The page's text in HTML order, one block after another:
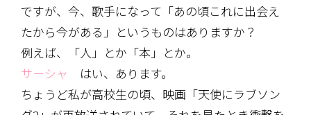
ですが、今、歌手になって「あの頃これに出会え
たから今がある」というものはありますか？
例えば、「人」とか「本」とか。
サーシャ はい、あります。
ちょうど私が高校生の頃、映画「天使にラブソン